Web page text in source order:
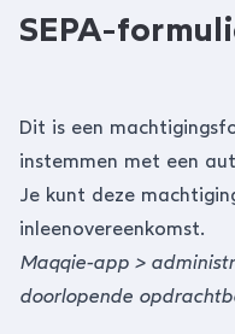
SEPA-
Dit is een
instemmen met een
Je kunt deze
inleenovereenkomst.
Maqqie-app >
doorlopende